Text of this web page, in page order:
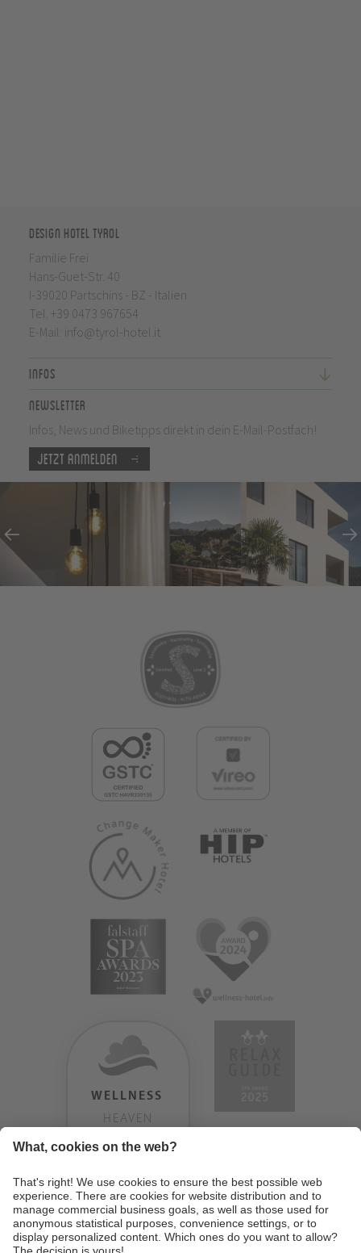
Design Hotel Tyrol
Familie Frei
Hans-Guet-Str. 40
I-39020 Partschins - BZ - Italien
Tel. +39 0473 967654
E-Mail: info@tyrol-hotel.it
Infos
Newsletter
Infos, News und Biketipps direkt in dein E-Mail-Postfach!
Jetzt anmelden
WELLNESS
HEAVEN
TESTERGEBNIS: